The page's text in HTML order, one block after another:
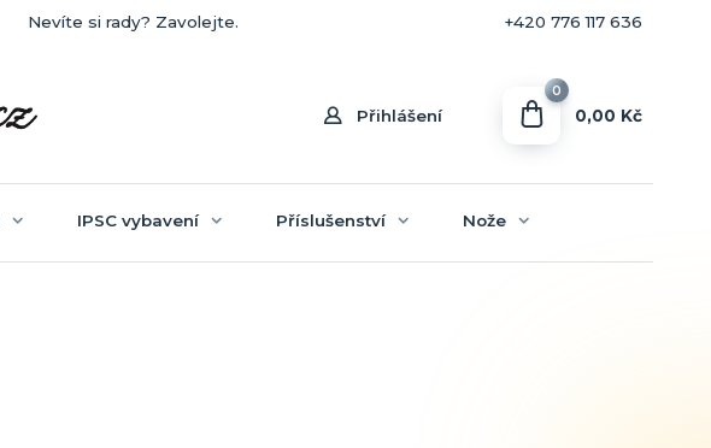
Přihlášení
Nevíte si rady? Zavolejte. +420 776 117 636
0
0,00 Kč
IPSC vybavení Příslušenství Nože